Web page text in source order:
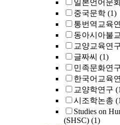
일본언어문
중국문학 (1)
통번역교육
동아시아불
교양교육연
글짜씨 (1)
민족문화연
한국어교육
교양학연구
시조학논총
Studies on
(SHSC) (1)